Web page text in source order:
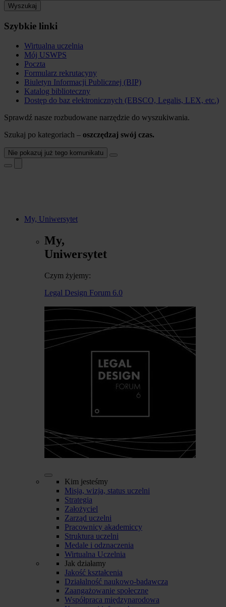
Wyszukaj
Szybkie linki
Wirtualna uczelnia
Mój USWPS
Poczta
Formularz rekrutacyny
Biuletyn Informacji Publicznej (BIP)
Katalog biblioteczny
Dostęp do baz elektronicznych (EBSCO, Legalis, LEX, etc.)
Sprawdź nasze rozbudowane narzędzie do wyszukiwania.
Szukaj po kategoriach – oszczędzaj swój czas.
Nie pokazuj już tego komunikatu
My, Uniwersytet
My,
Uniwersytet
Czym żyjemy:
Legal Design Forum 6.0
Kim jesteśmy
Misja, wizja, status uczelni
Strategia
Założyciel
Zarząd uczelni
Pracownicy akademiccy
Struktura uczelni
Medale i odznaczenia
Wirtualna Uczelnia
Jak działamy
Jakość kształcenia
Działalność naukowo-badawcza
Zaangażowanie społeczne
Współpraca międzynarodowa